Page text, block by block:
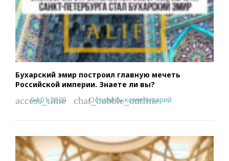
Бухарский эмир построил главную мечеть
Российской империи. Знаете ли вы?
access_time
04.01.2020 chat_bubble_outline
Оставить комментарий